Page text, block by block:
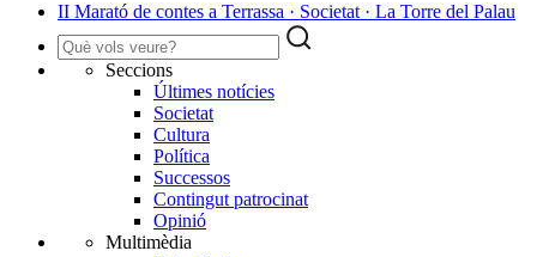
II Marató de contes a Terrassa · Societat · La Torre del Palau
Seccions
Últimes notícies
Societat
Cultura
Política
Successos
Contingut patrocinat
Opinió
Multimèdia